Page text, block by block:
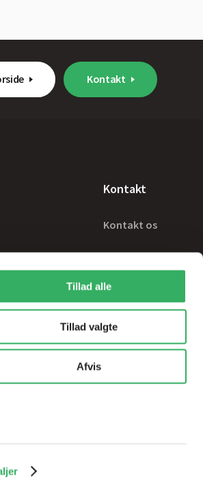
Tillad alle
Tillad valgte
Afvis
Kontakt
Kontakt
Kontakt os